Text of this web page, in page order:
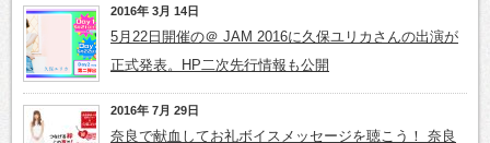
2016年 3月 14日
5月22日開催の＠ JAM 2016に久保ユリカさんの出演が
正式発表。HP二次先行情報も公開
2016年 7月 29日
奈良で献血してお礼ボイスメッセージを聴こう！ 奈良